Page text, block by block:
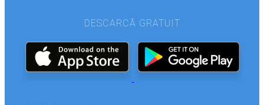
DESCARCĂ GRATUIT